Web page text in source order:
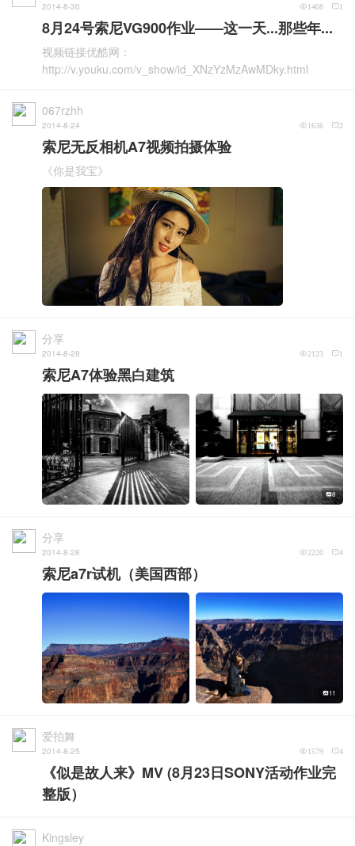
2014-8-30 1
1408
8月24号索尼VG900作业——这一天...那些年...
视频链接优酷网：
http://v.youku.com/v_show/id_XNzYzMzAwMDky.html
067rzhh
2014-8-24 2
1636
索尼无反相机A7视频拍摄体验
《你是我宝》
分享
2014-8-28 1
2123
索尼A7体验黑白建筑
8
分享
2014-8-28 4
2220
索尼a7r试机（美国西部）
11
爱拍舞
2014-8-25 4
1579
《似是故人来》MV (8月23日SONY活动作业完
整版）
Kingsley